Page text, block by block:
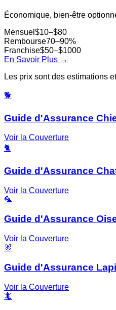
Économique, bien-être
Mensuel $10–$80
Rembourse70–90%
Franchise$50–$1000
En Savoir Plus →
Les prix sont des estimations
🐕
Guide d'Assurance
Voir la Couverture
🐈
Guide d'Assurance
Voir la Couverture
🦜
Guide d'Assurance
Voir la Couverture
🐰
Guide d'Assurance
Voir la Couverture
🦎